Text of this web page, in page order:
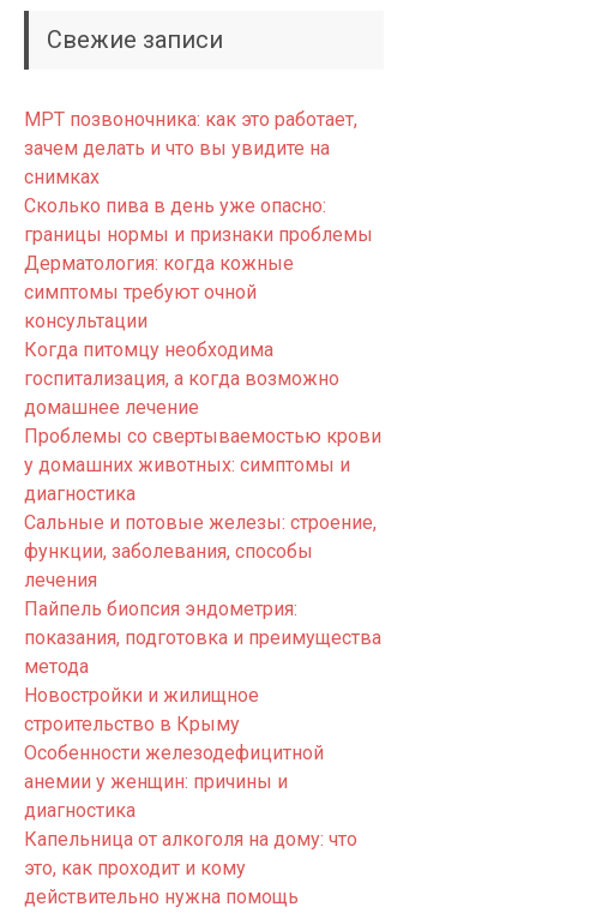
Свежие записи
МРТ позвоночника: как это работает,
зачем делать и что вы увидите на
снимках
Сколько пива в день уже опасно:
границы нормы и признаки проблемы
Дерматология: когда кожные
симптомы требуют очной
консультации
Когда питомцу необходима
госпитализация, а когда возможно
домашнее лечение
Проблемы со свертываемостью крови
у домашних животных: симптомы и
диагностика
Сальные и потовые железы: строение,
функции, заболевания, способы
лечения
Пайпель биопсия эндометрия:
показания, подготовка и преимущества
метода
Новостройки и жилищное
строительство в Крыму
Особенности железодефицитной
анемии у женщин: причины и
диагностика
Капельница от алкоголя на дому: что
это, как проходит и кому
действительно нужна помощь